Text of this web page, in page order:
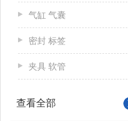
气缸 气囊
密封 标签
夹具 软管
查看全部